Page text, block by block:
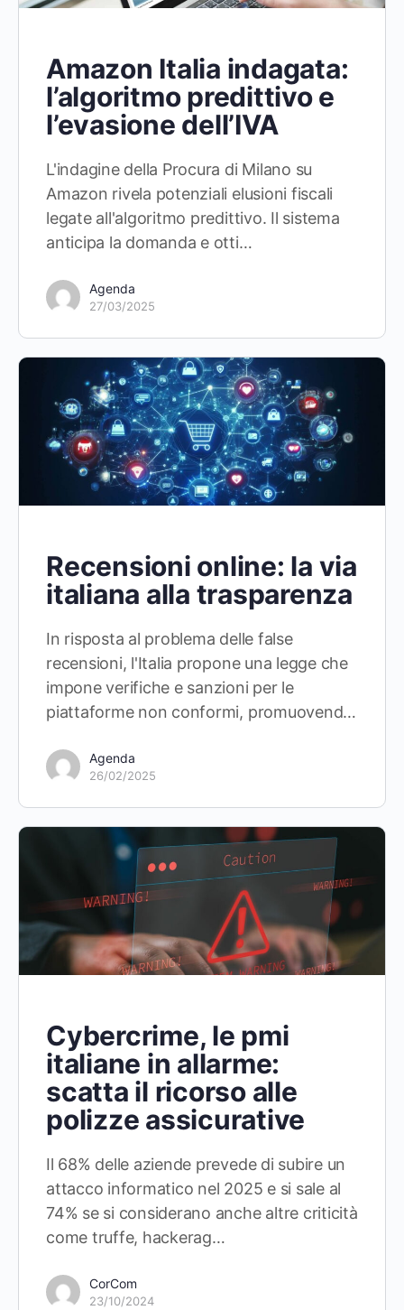
Amazon Italia indagata:
l’algoritmo predittivo e
l’evasione dell’IVA
L'indagine della Procura di Milano su
Amazon rivela potenziali elusioni fiscali
legate all'algoritmo predittivo. Il sistema
anticipa la domanda e otti…
Agenda
27/03/2025
Recensioni online: la via
italiana alla trasparenza
In risposta al problema delle false
recensioni, l'Italia propone una legge che
impone verifiche e sanzioni per le
piattaforme non conformi, promuovend…
Agenda
26/02/2025
Cybercrime, le pmi
italiane in allarme:
scatta il ricorso alle
polizze assicurative
Il 68% delle aziende prevede di subire un
attacco informatico nel 2025 e si sale al
74% se si considerano anche altre criticità
come truffe, hackerag…
CorCom
23/10/2024